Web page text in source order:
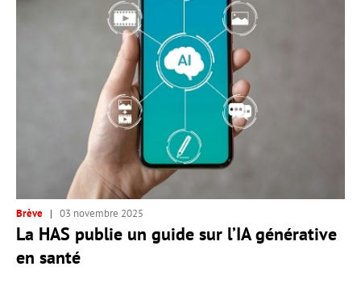
Brève 03 novembre 2025
La HAS publie un guide sur l’IA générative
en santé